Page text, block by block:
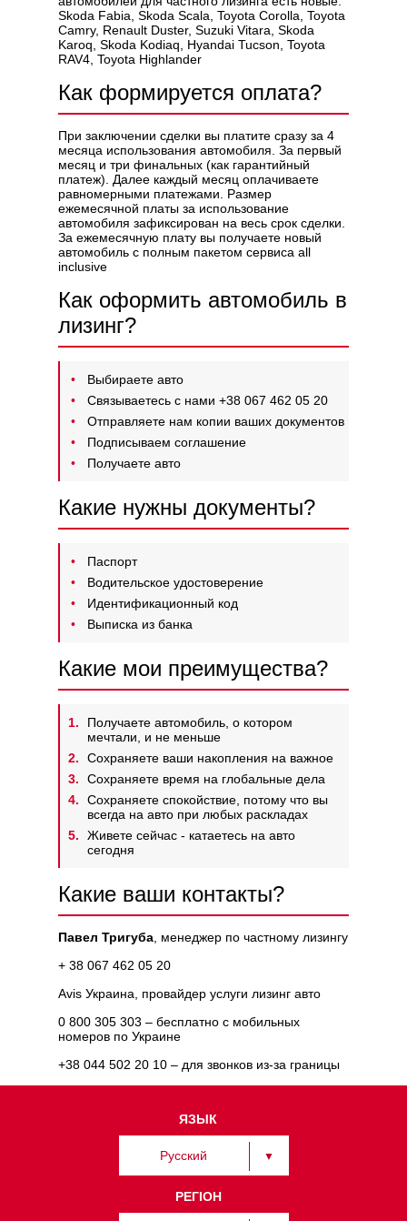
Skoda Fabia, Skoda Scala, Toyota Corolla, Toyota
Camry, Renault Duster, Suzuki Vitara, Skoda
Karoq, Skoda Kodiaq, Hyandai Tucson, Toyota
RAV4, Toyota Highlander
Как формируется оплата?
При заключении сделки вы платите сразу за 4
месяца использования автомобиля. За первый
месяц и три финальных (как гарантийный
платеж). Далее каждый месяц оплачиваете
равномерными платежами. Размер
ежемесячной платы за использование
автомобиля зафиксирован на весь срок сделки.
За ежемесячную плату вы получаете новый
автомобиль с полным пакетом сервиса all
inclusive
Как оформить автомобиль в
лизинг?
Выбираете авто
Связываетесь с нами +38 067 462 05 20
Отправляете нам копии ваших документов
Подписываем соглашение
Получаете авто
Какие нужны документы?
Паспорт
Водительское удостоверение
Идентификационный код
Выписка из банка
Какие мои преимущества?
Получаете автомобиль, о котором
мечтали, и не меньше
Сохраняете ваши накопления на важное
Сохраняете время на глобальные дела
Сохраняете спокойствие, потому что вы
всегда на авто при любых раскладах
Живете сейчас - катаетесь на авто
сегодня
Какие ваши контакты?
Павел Тригуба , менеджер по частному лизингу
+ 38 067 462 05 20
Avis Украина, провайдер услуги лизинг авто
0 800 305 303 – бесплатно с мобильных
номеров по Украине
+38 044 502 20 10 – для звонков из-за границы
ЯЗЫК
Русский
РЕГІОН